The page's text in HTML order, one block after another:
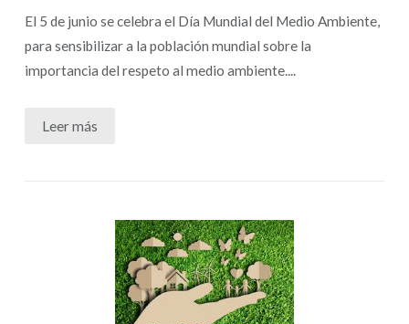
El 5 de junio se celebra el Día Mundial del Medio Ambiente,
para sensibilizar a la población mundial sobre la
importancia del respeto al medio ambiente....
Leer más